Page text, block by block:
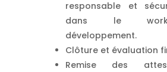
responsable et
dans le
développement.
Clôture et évaluation
Remise des